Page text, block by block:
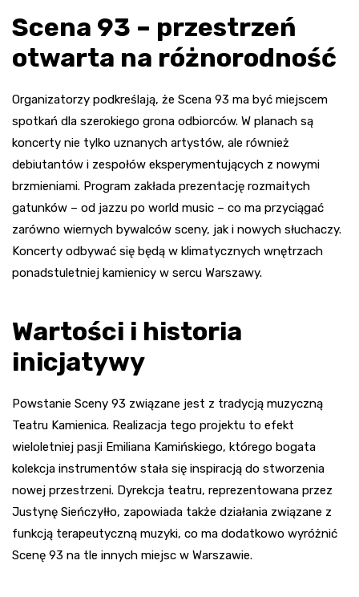
Scena 93 – przestrzeń
otwarta na różnorodność
Organizatorzy podkreślają, że Scena 93 ma być miejscem
spotkań dla szerokiego grona odbiorców. W planach są
koncerty nie tylko uznanych artystów, ale również
debiutantów i zespołów eksperymentujących z nowymi
brzmieniami. Program zakłada prezentację rozmaitych
gatunków – od jazzu po world music – co ma przyciągać
zarówno wiernych bywalców sceny, jak i nowych słuchaczy.
Koncerty odbywać się będą w klimatycznych wnętrzach
ponadstuletniej kamienicy w sercu Warszawy.
Wartości i historia
inicjatywy
Powstanie Sceny 93 związane jest z tradycją muzyczną
Teatru Kamienica. Realizacja tego projektu to efekt
wieloletniej pasji Emiliana Kamińskiego, którego bogata
kolekcja instrumentów stała się inspiracją do stworzenia
nowej przestrzeni. Dyrekcja teatru, reprezentowana przez
Justynę Sieńczyłło, zapowiada także działania związane z
funkcją terapeutyczną muzyki, co ma dodatkowo wyróżnić
Scenę 93 na tle innych miejsc w Warszawie.